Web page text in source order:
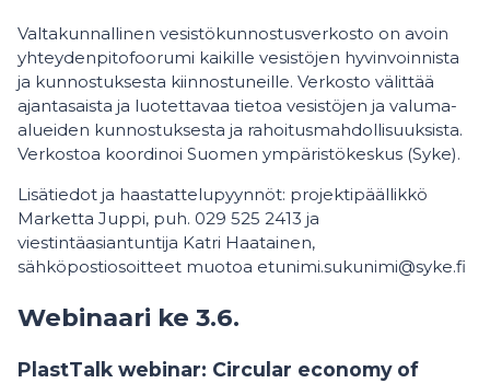
Valtakunnallinen vesistökunnostusverkosto on avoin
yhteydenpitofoorumi kaikille vesistöjen hyvinvoinnista
ja kunnostuksesta kiinnostuneille. Verkosto välittää
ajantasaista ja luotettavaa tietoa vesistöjen ja valuma-
alueiden kunnostuksesta ja rahoitusmahdollisuuksista.
Verkostoa koordinoi Suomen ympäristökeskus (Syke).
Lisätiedot ja haastattelupyynnöt: projektipäällikkö
Marketta Juppi, puh. 029 525 2413 ja
viestintäasiantuntija Katri Haatainen,
sähköpostiosoitteet muotoa etunimi.sukunimi@syke.fi
Webinaari ke 3.6.
PlastTalk webinar: Circular economy of